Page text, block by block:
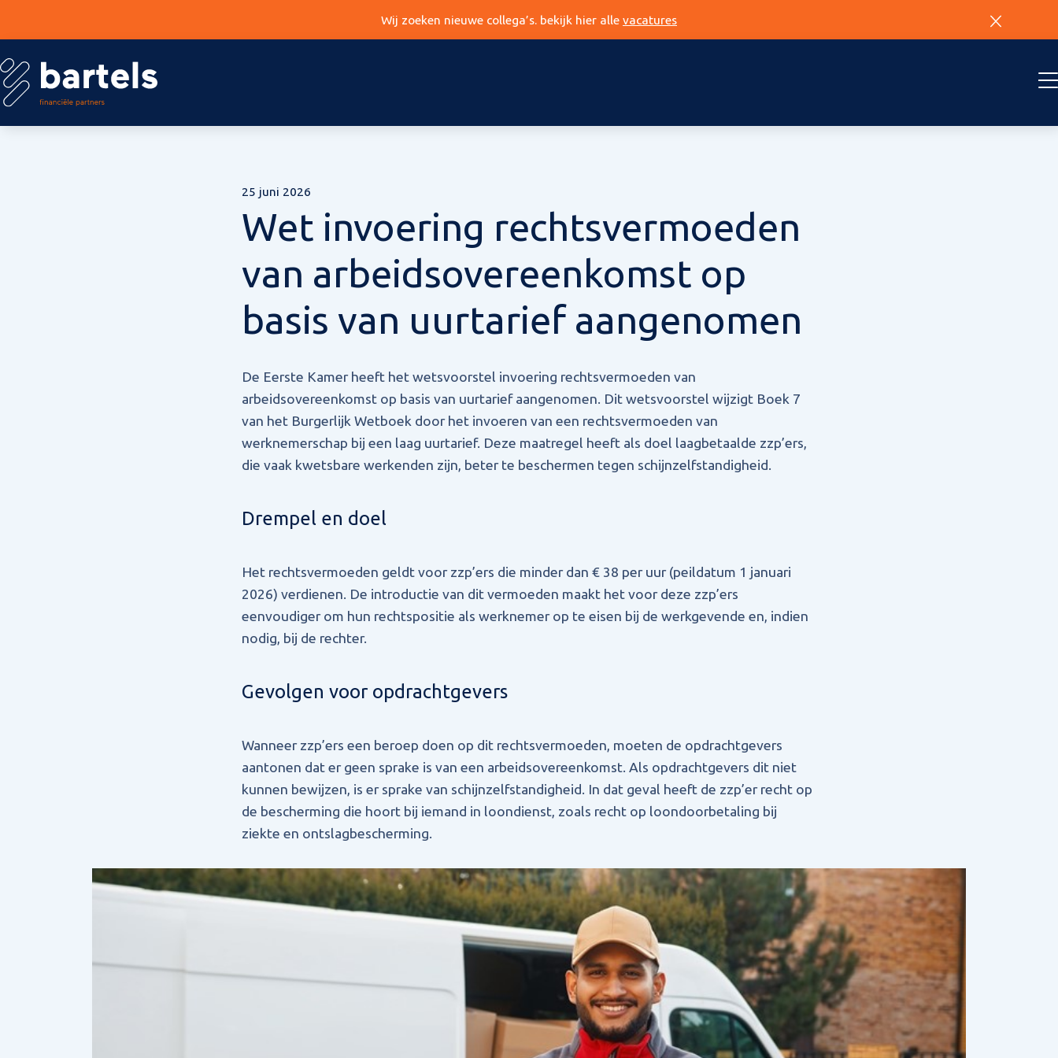
Wij zoeken nieuwe collega’s. bekijk hier alle vacatures
25 juni 2026
Wet invoering rechtsvermoeden
van arbeidsovereenkomst op
basis van uurtarief aangenomen
De Eerste Kamer heeft het wetsvoorstel invoering rechtsvermoeden van
arbeidsovereenkomst op basis van uurtarief aangenomen. Dit wetsvoorstel wijzigt Boek 7
van het Burgerlijk Wetboek door het invoeren van een rechtsvermoeden van
werknemerschap bij een laag uurtarief. Deze maatregel heeft als doel laagbetaalde zzp’ers,
die vaak kwetsbare werkenden zijn, beter te beschermen tegen schijnzelfstandigheid.
Drempel en doel
Het rechtsvermoeden geldt voor zzp’ers die minder dan € 38 per uur (peildatum 1 januari
2026) verdienen. De introductie van dit vermoeden maakt het voor deze zzp’ers
eenvoudiger om hun rechtspositie als werknemer op te eisen bij de werkgevende en, indien
nodig, bij de rechter.
Gevolgen voor opdrachtgevers
Wanneer zzp’ers een beroep doen op dit rechtsvermoeden, moeten de opdrachtgevers
aantonen dat er geen sprake is van een arbeidsovereenkomst. Als opdrachtgevers dit niet
kunnen bewijzen, is er sprake van schijnzelfstandigheid. In dat geval heeft de zzp’er recht op
de bescherming die hoort bij iemand in loondienst, zoals recht op loondoorbetaling bij
ziekte en ontslagbescherming.